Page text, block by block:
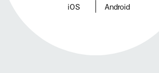
iOS Android